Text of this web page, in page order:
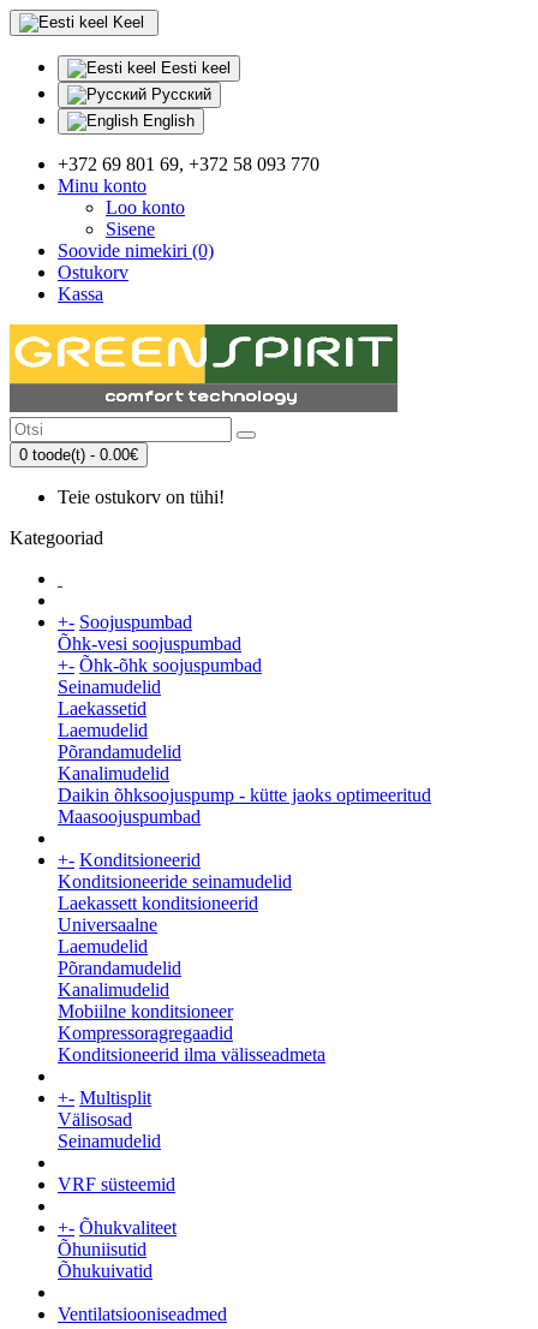
Keel
Eesti keel
Русский
English
+372 69 801 69, +372 58 093 770
Minu konto
Loo konto
Sisene
Soovide nimekiri (0)
Ostukorv
Kassa
0 toode(t) - 0.00€
Teie ostukorv on tühi!
Kategooriad
+- Soojuspumbad
Õhk-vesi soojuspumbad
+- Õhk-õhk soojuspumbad
Seinamudelid
Laekassetid
Laemudelid
Põrandamudelid
Kanalimudelid
Daikin õhksoojuspump - kütte jaoks optimeeritud
Maasoojuspumbad
+- Konditsioneerid
Konditsioneeride seinamudelid
Laekassett konditsioneerid
Universaalne
Laemudelid
Põrandamudelid
Kanalimudelid
Mobiilne konditsioneer
Kompressoragregaadid
Konditsioneerid ilma välisseadmeta
+- Multisplit
Välisosad
Seinamudelid
VRF süsteemid
+- Õhukvaliteet
Õhuniisutid
Õhukuivatid
Ventilatsiooniseadmed